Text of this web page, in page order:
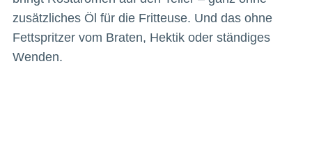
zusätzliches Öl für die Fritteuse. Und das ohne
Fettspritzer vom Braten, Hektik oder ständiges
Wenden.